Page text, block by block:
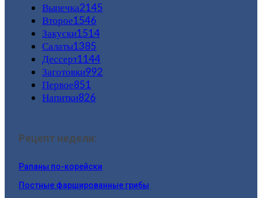
Выпечка2145
Второе1546
Закуски1514
Салаты1385
Дессерт1144
Заготовки992
Первое851
Напитки826
Рецепт недели:
Рапаны по-корейски
Постные фаршированные грибы